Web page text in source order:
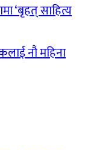
‘बृहत् साहित्य
नौ महिना